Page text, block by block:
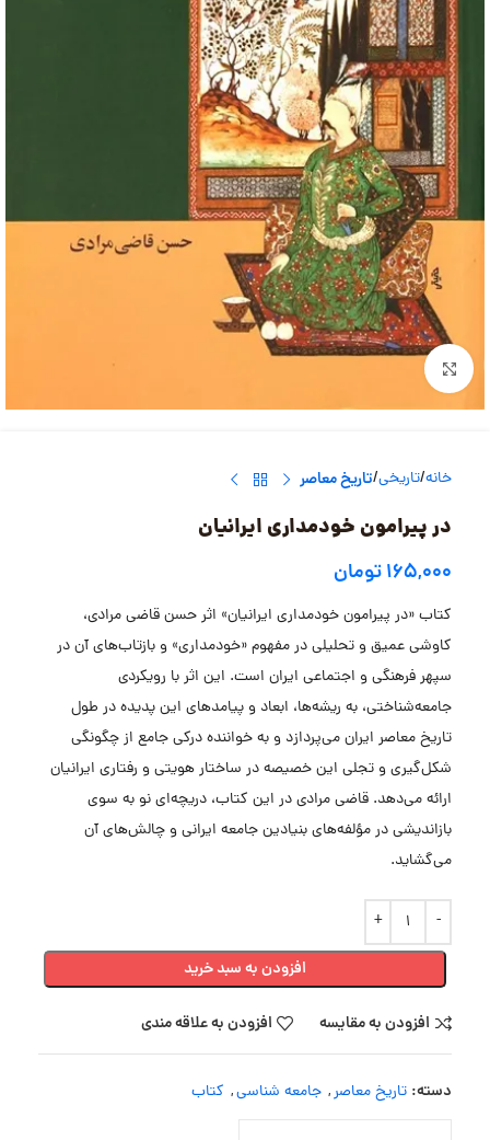
بزرگنمایی تصویر
خانه تاریخی تاریخ معاصر
در پیرامون خودمداری ایرانیان
۱۶۵,۰۰۰تومان
کتاب «در پیرامون خودمداری ایرانیان» اثر حسن قاضی مرادی،
کاوشی عمیق و تحلیلی در مفهوم «خودمداری» و بازتاب‌های آن در
سپهر فرهنگی و اجتماعی ایران است. این اثر با رویکردی
جامعه‌شناختی، به ریشه‌ها، ابعاد و پیامدهای این پدیده در طول
تاریخ معاصر ایران می‌پردازد و به خواننده درکی جامع از چگونگی
شکل‌گیری و تجلی این خصیصه در ساختار هویتی و رفتاری ایرانیان
ارائه می‌دهد. قاضی مرادی در این کتاب، دریچه‌ای نو به سوی
بازاندیشی در مؤلفه‌های بنیادین جامعه ایرانی و چالش‌های آن
می‌گشاید.
افزودن به سبد خرید
افزودن به مقایسه افزودن به علاقه مندی
دسته: تاریخ معاصر, جامعه شناسی, کتاب